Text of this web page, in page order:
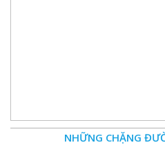
NHỮNG CHẶNG